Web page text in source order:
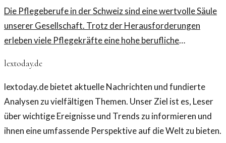
Die Pflegeberufe in der Schweiz sind eine wertvolle Säule
unserer Gesellschaft. Trotz der Herausforderungen
erleben viele Pflegekräfte eine hohe berufliche
lextoday.de
lextoday.de bietet aktuelle Nachrichten und fundierte
Analysen zu vielfältigen Themen. Unser Ziel ist es, Leser
über wichtige Ereignisse und Trends zu informieren und
ihnen eine umfassende Perspektive auf die Welt zu bieten.